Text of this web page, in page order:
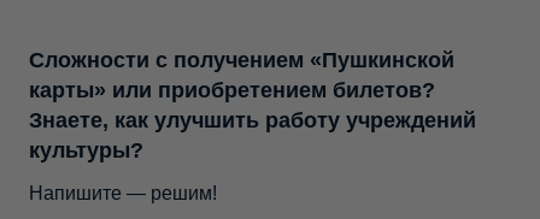
Сложности с получением «Пушкинской
карты» или приобретением билетов?
Знаете, как улучшить работу учреждений
культуры?
Напишите — решим!